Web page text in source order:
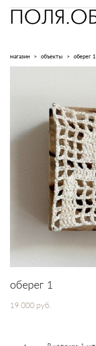
магазин > объекты > оберег 1
оберег 1
19 000 pуб.